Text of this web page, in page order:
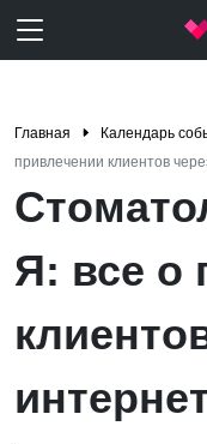
Главная Календарь
привлечении клиентов
Я: все о